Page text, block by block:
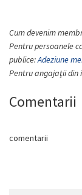
Cum devenim
Pentru persoanele
publice:Adeziune
Pentru angajaţii
Comentarii
comentarii